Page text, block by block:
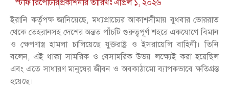
স্টাফ রিপোর্টারপ্রকাশনার তারিখঃএপ্রিল ১, ২০২৬
ইরানি কর্তৃপক্ষ জানিয়েছে, মধ্যপ্রাচ্যের আকাশসীমায় বুধবার ভোররাত
থেকে তেহরানসহ দেশের অন্তত পাঁচটি গুরুত্বপূর্ণ শহরে একযোগে বিমান
ও ক্ষেপণাস্ত্র হামলা চালিয়েছে যুক্তরাষ্ট্র ও ইসরায়েলি বাহিনী। তিনি
বলেন, এই ধাক্কা সামরিক ও বেসামরিক উভয় লক্ষ্যেই করা হয়েছিল
এবং এতে সাধারণ মানুষের জীবন ও অবকাঠামো ব্যাপকভাবে ক্ষতিগ্রস্ত
হয়েছে।